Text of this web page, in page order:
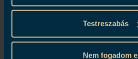
Testreszabás
Nem fogadom
legizgalmasabb spanyol
konyha esszenciájának